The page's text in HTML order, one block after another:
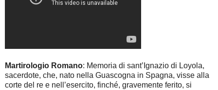
Martirologio Romano: Memoria di sant’Ignazio di Loyola,
sacerdote, che, nato nella Guascogna in Spagna, visse alla
corte del re e nell’esercito, finché, gravemente ferito, si